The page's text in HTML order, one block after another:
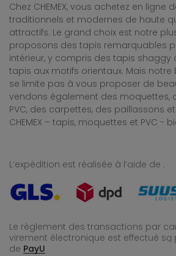
Chez CHEMEX, vous achetez en ligne
traditionnels et modernes de haute
attractifs. Le grand choix est notre
proposons des tapis remarquables
intérieur, y compris des tapis shaggy
tapis aux motifs orientaux. Mais
se limite pas à vous proposer de
vendons également des moquettes,
PVC, des carpettes, des paillassons
CHEMEX – tapis, moquettes et PVC -
L’expédition est réalisée à l’aide de :
Le règlement des transactions par
virement électronique est effectué są
de PayU